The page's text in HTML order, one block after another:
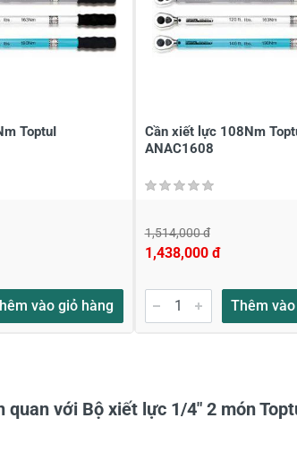
giá sao Họ và tên*
ToptuI
vào giỏ hàng
Cần xiết lực 108Nm
ANAC1608
1,514,000 đ
1,438,000 đ
Thêm
quan với Bộ xiết lực 1/4" 2 món